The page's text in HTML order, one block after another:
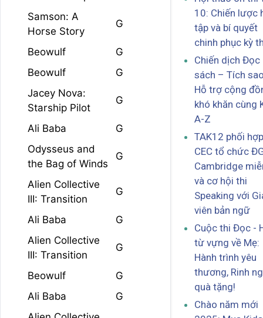
Samson: A
Horse Story
G
Beowulf
G
Beowulf
G
Jacey Nova:
Starship Pilot
G
Ali Baba
G
Odysseus and
the Bag of Winds
G
Alien Collective
III: Transition
G
Ali Baba
G
Alien Collective
III: Transition
G
Beowulf
G
Ali Baba
G
10: Chiến lược
tập và bí quyết
chinh phục kỳ
Chiến dịch Đọc
sách – Tích
Hỗ trợ cộng
khó khăn cùng
A-Z
TAK12 phối
CEC tổ chức
Cambridge
và cơ hội thi
Speaking với
viên bản ngữ
Cuộc thi Đọc -
từ vựng về Mẹ:
Hành trình yêu
thương, Rinh
quà tặng!
Chào năm mới